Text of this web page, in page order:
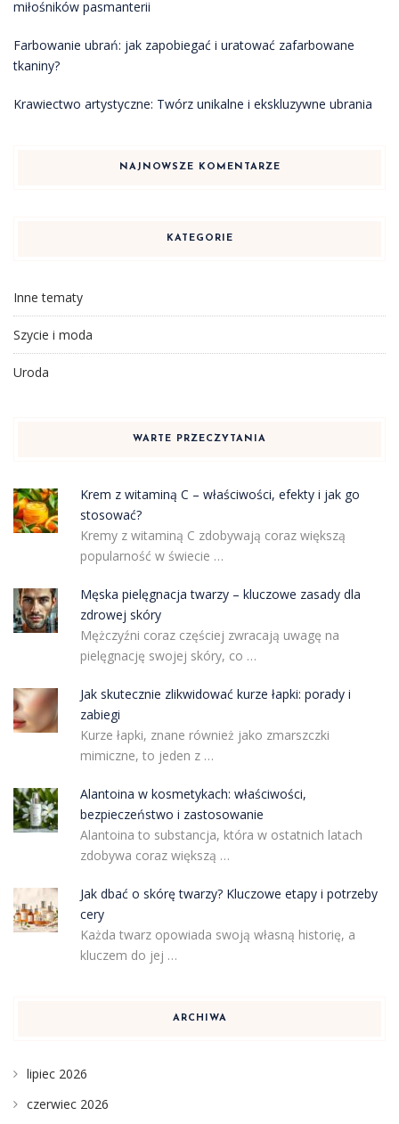
miłośników pasmanterii
Farbowanie ubrań: jak zapobiegać i uratować zafarbowane
tkaniny?
Krawiectwo artystyczne: Twórz unikalne i ekskluzywne ubrania
NAJNOWSZE KOMENTARZE
KATEGORIE
Inne tematy
Szycie i moda
Uroda
WARTE PRZECZYTANIA
Krem z witaminą C – właściwości, efekty i jak go
stosować?
Kremy z witaminą C zdobywają coraz większą
popularność w świecie …
Męska pielęgnacja twarzy – kluczowe zasady dla
zdrowej skóry
Mężczyźni coraz częściej zwracają uwagę na
pielęgnację swojej skóry, co …
Jak skutecznie zlikwidować kurze łapki: porady i
zabiegi
Kurze łapki, znane również jako zmarszczki
mimiczne, to jeden z …
Alantoina w kosmetykach: właściwości,
bezpieczeństwo i zastosowanie
Alantoina to substancja, która w ostatnich latach
zdobywa coraz większą …
Jak dbać o skórę twarzy? Kluczowe etapy i potrzeby
cery
Każda twarz opowiada swoją własną historię, a
kluczem do jej …
ARCHIWA
lipiec 2026
czerwiec 2026